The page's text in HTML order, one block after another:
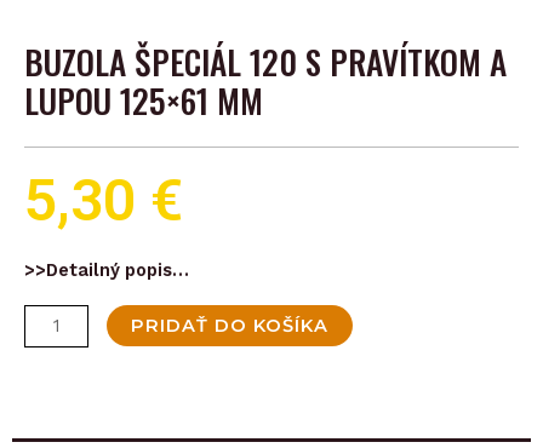
BUZOLA ŠPECIÁL 120 S PRAVÍTKOM A
LUPOU 125×61 MM
5,30 €
>>Detailný popis…
množstvo
Buzola
PRIDAŤ DO KOŠÍKA